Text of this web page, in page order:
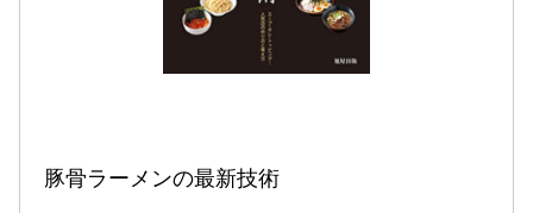
豚骨ラーメンの最新技術